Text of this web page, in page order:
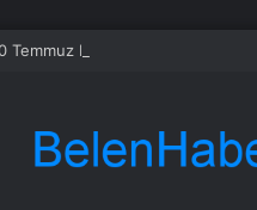
Temmuz Barış Bayramı törenleri